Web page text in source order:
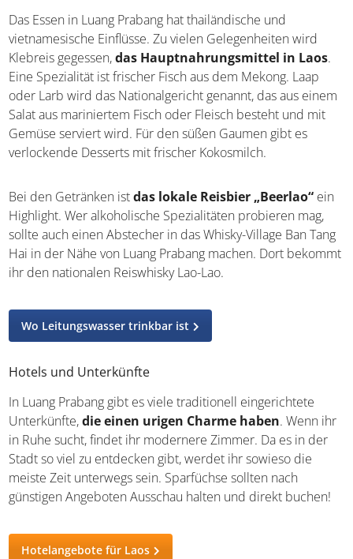
Das Essen in Luang Prabang hat thailändische und
vietnamesische Einflüsse. Zu vielen Gelegenheiten wird
Klebreis gegessen,das Hauptnahrungsmittel in Laos.
Eine Spezialität ist frischer Fisch aus dem Mekong. Laap
oder Larb wird das Nationalgericht genannt, das aus einem
Salat aus mariniertem Fisch oder Fleisch besteht und mit
Gemüse serviert wird. Für den süßen Gaumen gibt es
verlockende Desserts mit frischer Kokosmilch.
Bei den Getränken istdas lokale Reisbier „Beerlao“ ein
Highlight. Wer alkoholische Spezialitäten probieren mag,
sollte auch einen Abstecher in das Whisky-Village Ban Tang
Hai in der Nähe von Luang Prabang machen. Dort bekommt
ihr den nationalen Reiswhisky Lao-Lao.
Wo Leitungswasser trinkbar ist
Hotels und Unterkünfte
In Luang Prabang gibt es viele traditionell eingerichtete
Unterkünfte,die einen urigen Charme haben. Wenn ihr
in Ruhe sucht, findet ihr modernere Zimmer. Da es in der
Stadt so viel zu entdecken gibt, werdet ihr sowieso die
meiste Zeit unterwegs sein. Sparfüchse sollten nach
günstigen Angeboten Ausschau halten und direkt buchen!
Hotelangebote für Laos